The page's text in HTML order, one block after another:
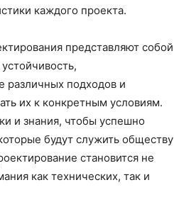
каждого проекта.
представляют собой
различных подходов и
их к конкретным условиям.
и знания, чтобы успешно
будут служить обществу
становится не
как технических, так и